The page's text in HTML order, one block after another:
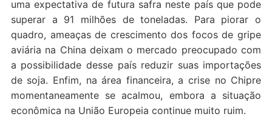
uma expectativa de futura safra neste país que pode
superar a 91 milhões de toneladas. Para piorar o
quadro, ameaças de crescimento dos focos de gripe
aviária na China deixam o mercado preocupado com
a possibilidade desse país reduzir suas importações
de soja. Enfim, na área financeira, a crise no Chipre
momentaneamente se acalmou, embora a situação
econômica na União Europeia continue muito ruim.